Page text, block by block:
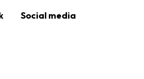
Social media